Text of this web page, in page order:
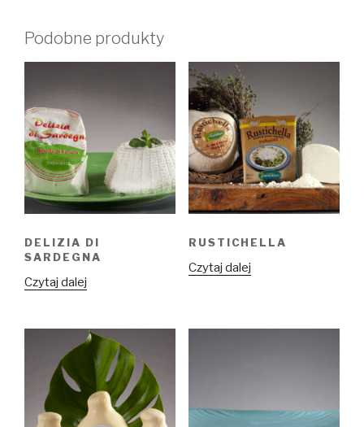
Podobne produkty
DELIZIA DI
SARDEGNA
Czytaj dalej
RUSTICHELLA
Czytaj dalej